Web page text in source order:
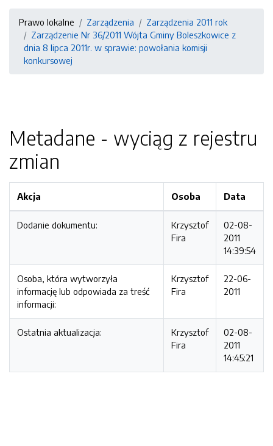
Prawo lokalne Zarządzenia
Zarządzenia 2011 rok
Zarządzenie Nr 36/2011 Wójta Gminy Boleszkowice z
dnia 8 lipca 2011r. w sprawie: powołania komisji
konkursowej
Metadane - wyciąg z rejestru
zmian
Akcja Osoba Data
Dodanie dokumentu:
Krzysztof
Fira
02-08-
2011
14:39:54
Osoba, która wytworzyła
informację lub odpowiada za treść
informacji:
Krzysztof
Fira
22-06-
2011
Ostatnia aktualizacja:
Krzysztof
Fira
02-08-
2011
14:45:21